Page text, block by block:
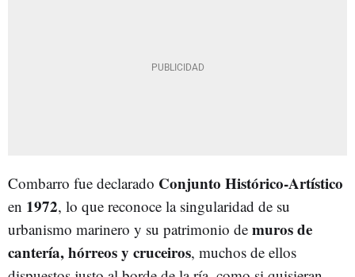
Combarro fue declarado Conjunto Histórico‑Artístico
en 1972, lo que reconoce la singularidad de su
urbanismo marinero y su patrimonio de muros de
cantería, hórreos y cruceiros, muchos de ellos